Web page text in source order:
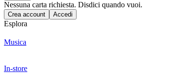
Nessuna carta richiesta. Disdici quando vuoi.
Crea account Accedi
Esplora
Musica
In-store